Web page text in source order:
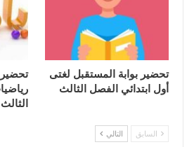
تحضير بوابة المستقبل لغتى
أول ابتدائي الفصل الثالث
تحضير
الثالث
السابق التالي